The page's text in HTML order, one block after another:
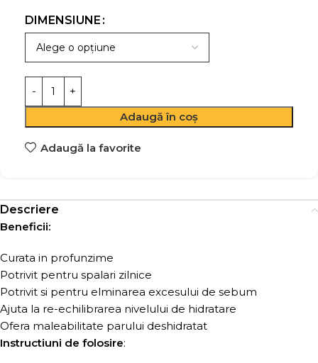
DIMENSIUNE
Adaugă în coș
Adaugă la favorite
Descriere
Beneficii:
Curata in profunzime
Potrivit pentru spalari zilnice
Potrivit si pentru elminarea excesului de sebum
Ajuta la re-echilibrarea nivelului de hidratare
Ofera maleabilitate parului deshidratat
Instructiuni de folosire: